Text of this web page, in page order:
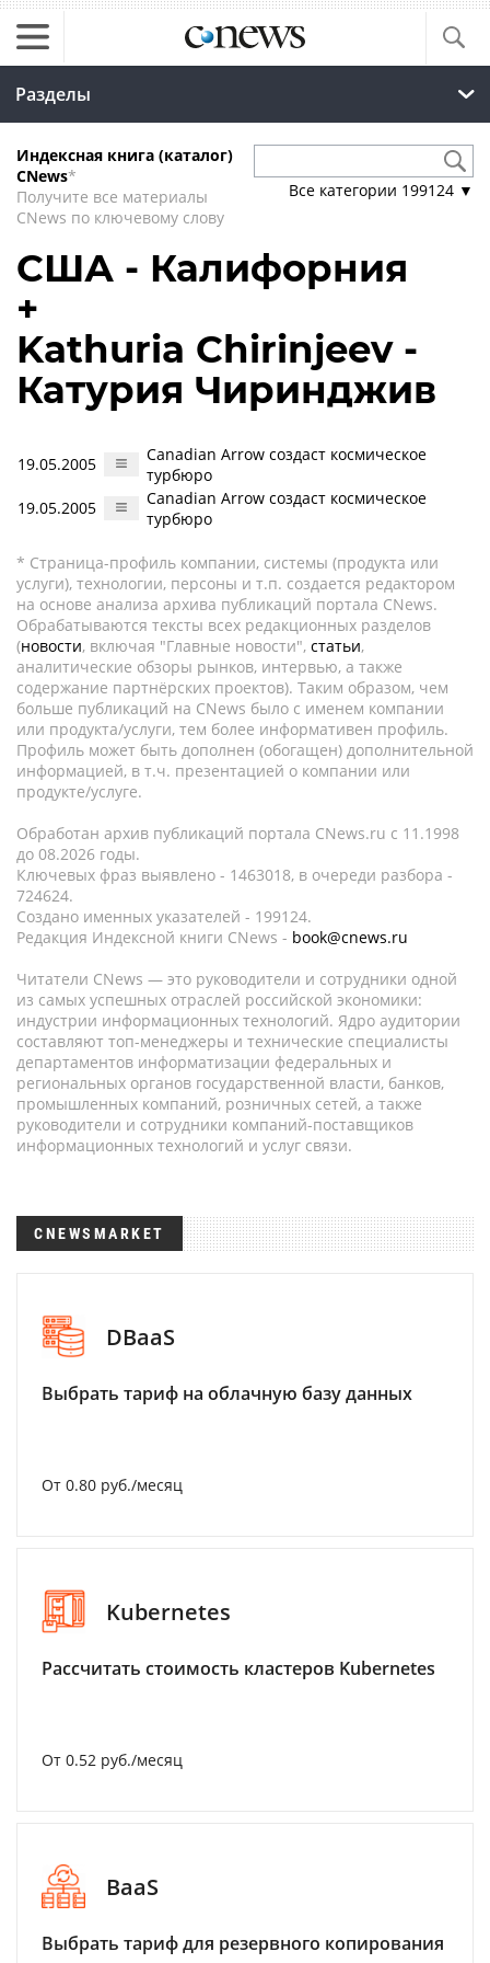
Разделы
Индексная книга (каталог)
CNews*
Получите все материалы
CNews по ключевому слову
Все категории 199124 ▼
США - Калифорния
+
Kathuria Chirinjeev -
Катурия Чиринджив
19.05.2005
Canadian Arrow создаст космическое
турбюро
19.05.2005
Canadian Arrow создаст космическое
турбюро
* Страница-профиль компании, системы (продукта или
услуги), технологии, персоны и т.п. создается редактором
на основе анализа архива публикаций портала CNews.
Обрабатываются тексты всех редакционных разделов
(новости, включая "Главные новости", статьи,
аналитические обзоры рынков, интервью, а также
содержание партнёрских проектов). Таким образом, чем
больше публикаций на CNews было с именем компании
или продукта/услуги, тем более информативен профиль.
Профиль может быть дополнен (обогащен) дополнительной
информацией, в т.ч. презентацией о компании или
продукте/услуге.
Обработан архив публикаций портала CNews.ru c 11.1998
до 08.2026 годы.
Ключевых фраз выявлено - 1463018, в очереди разбора -
724624.
Создано именных указателей - 199124.
Редакция Индексной книги CNews - book@cnews.ru
Читатели CNews — это руководители и сотрудники одной
из самых успешных отраслей российской экономики:
индустрии информационных технологий. Ядро аудитории
составляют топ-менеджеры и технические специалисты
департаментов информатизации федеральных и
региональных органов государственной власти, банков,
промышленных компаний, розничных сетей, а также
руководители и сотрудники компаний-поставщиков
информационных технологий и услуг связи.
CNEWSMARKET
DBaaS
Выбрать тариф на облачную базу данных
От 0.80 руб./месяц
Kubernetes
Рассчитать стоимость кластеров Kubernetes
От 0.52 руб./месяц
BaaS
Выбрать тариф для резервного копирования